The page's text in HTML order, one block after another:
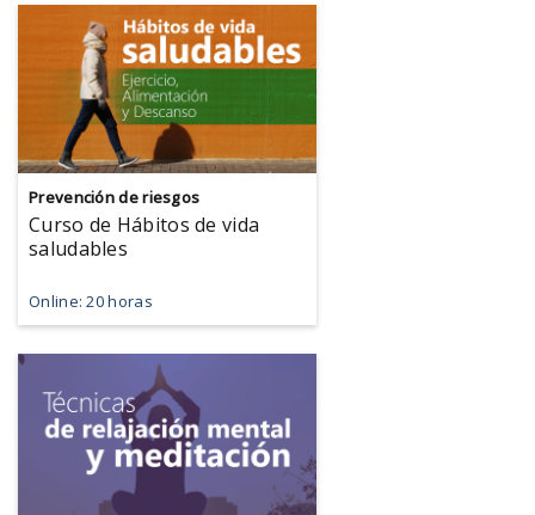
Prevención de riesgos
Curso de Hábitos de vida
saludables
Online: 20 horas